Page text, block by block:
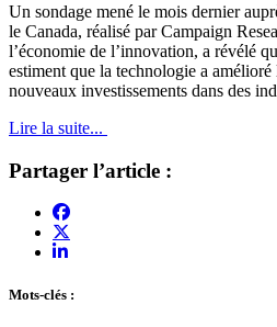
Un sondage mené le mois dernier
le Canada, réalisé par Campaign
l’économie de l’innovation, a révélé
estiment que la technologie a
nouveaux investissements dans des
Lire la suite...
Partager l’article :
Mots-clés :